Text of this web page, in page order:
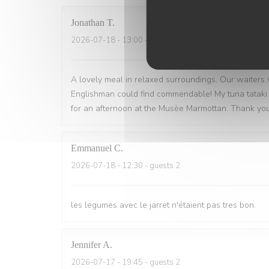
Jonathan T
2026-07-18 - 13:00 - guests 2
A lovely meal in relaxed surroundings. Our
Englishman could find commendable! My tuna
for an afternoon at the Musèe Marmottan. Thank
Emmanuel C
2026-07-18 - 12:30 - guests 2
les legumes avec le jarret n'étaient pas tres bon.
Jennifer A
2026-07-17 - 19:45 - guests 2